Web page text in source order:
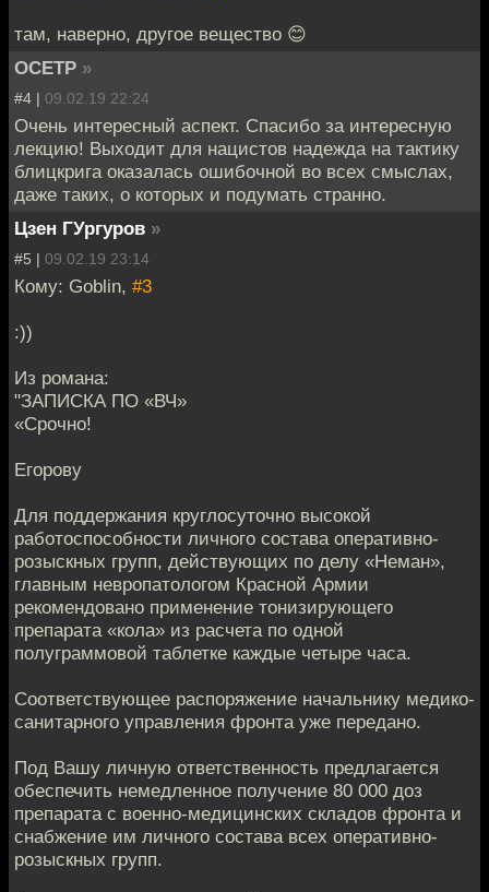
там, наверно, другое вещество 😊
OCETP »
#4 | 09.02.19 22:24
Очень интересный аспект. Спасибо за интересную
лекцию! Выходит для нацистов надежда на тактику
блицкрига оказалась ошибочной во всех смыслах,
даже таких, о которых и подумать странно.
Цзен ГУргуров »
#5 | 09.02.19 23:14
Кому: Goblin, #3
:))
Из романа:
"ЗАПИСКА ПО «ВЧ»
«Срочно!
Егорову
Для поддержания круглосуточно высокой
работоспособности личного состава оперативно-
розыскных групп, действующих по делу «Неман»,
главным невропатологом Красной Армии
рекомендовано применение тонизирующего
препарата «кола» из расчета по одной
полуграммовой таблетке каждые четыре часа.
Соответствующее распоряжение начальнику медико-
санитарного управления фронта уже передано.
Под Вашу личную ответственность предлагается
обеспечить немедленное получение 80 000 доз
препарата с военно-медицинских складов фронта и
снабжение им личного состава всех оперативно-
розыскных групп.